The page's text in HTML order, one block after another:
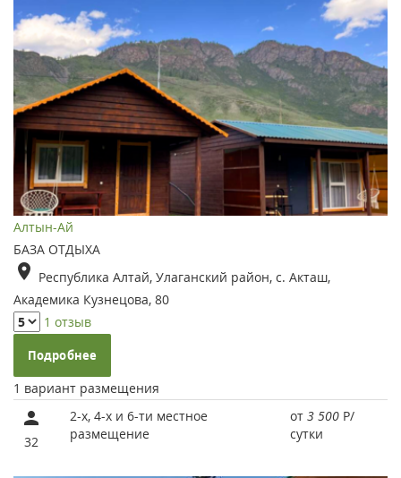
Алтын-Ай
БАЗА ОТДЫХА
Республика Алтай, Улаганский район, с. Акташ,
Академика Кузнецова, 80
1 отзыв
Подробнее
1 вариант размещения
32
2-х, 4-х и 6-ти местное
размещение
от 3 500 Р/
сутки